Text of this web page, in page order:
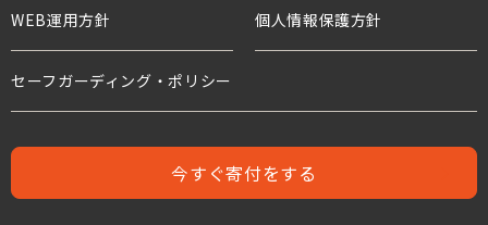
水と食糧のための募金
危機にある子どもたちのための募金
人身売買
児童労働と世界の子どもたち
支援者の声
WEB運用方針 個人情報保護方針
セーフガーディング・ポリシー
今すぐ寄付をする